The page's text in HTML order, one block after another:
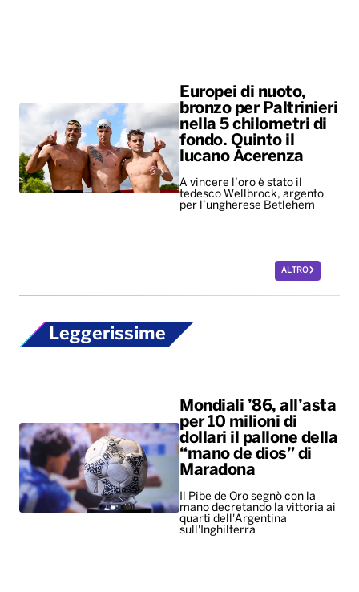
Europei di nuoto,
bronzo per Paltrinieri
nella 5 chilometri di
fondo. Quinto il
lucano Acerenza
A vincere l’oro è stato il
tedesco Wellbrock, argento
per l’ungherese Betlehem
ALTRO
Leggerissime
Mondiali ’86, all’asta
per 10 milioni di
dollari il pallone della
“mano de dios” di
Maradona
Il Pibe de Oro segnò con la
mano decretando la vittoria ai
quarti dell'Argentina
sull'Inghilterra